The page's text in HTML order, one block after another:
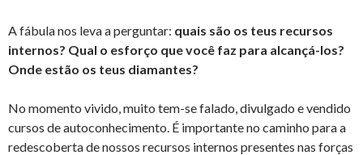
A fábula nos leva a perguntar: quais são os teus recursos
internos? Qual o esforço que você faz para alcançá-los?
Onde estão os teus diamantes?
No momento vivido, muito tem-se falado, divulgado e vendido
cursos de autoconhecimento. É importante no caminho para a
redescoberta de nossos recursos internos presentes nas forças